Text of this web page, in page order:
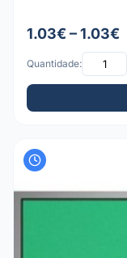
1.03€ – 1.03€
Quantidade: